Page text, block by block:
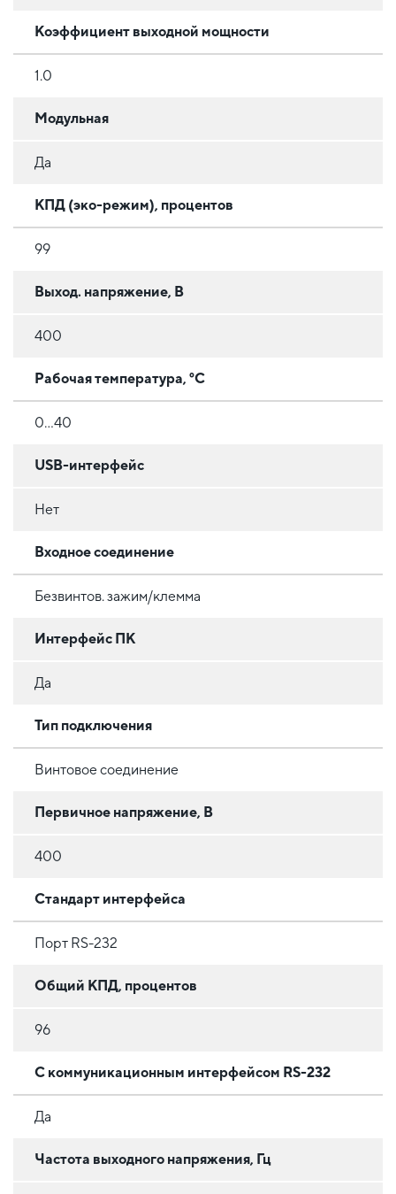
Коэффициент выходной мощности
1.0
Модульная
Да
КПД (эко-режим), процентов
99
Выход. напряжение, В
400
Рабочая температура, °C
0...40
USB-интерфейс
Нет
Входное соединение
Безвинтов. зажим/клемма
Интерфейс ПК
Да
Тип подключения
Винтовое соединение
Первичное напряжение, В
400
Стандарт интерфейса
Порт RS-232
Общий КПД, процентов
96
С коммуникационным интерфейсом RS-232
Да
Частота выходного напряжения, Гц